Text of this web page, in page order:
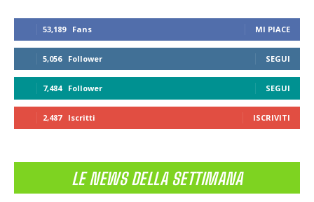
53,189 Fans MI PIACE
5,056 Follower SEGUI
7,484 Follower SEGUI
2,487 Iscritti ISCRIVITI
LE NEWS DELLA SETTIMANA